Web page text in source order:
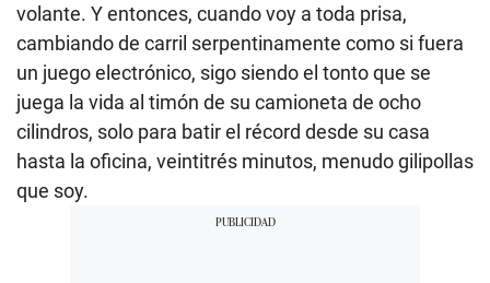
volante. Y entonces, cuando voy a toda prisa,
cambiando de carril serpentinamente como si fuera
un juego electrónico, sigo siendo el tonto que se
juega la vida al timón de su camioneta de ocho
cilindros, solo para batir el récord desde su casa
hasta la oficina, veintitrés minutos, menudo gilipollas
que soy.